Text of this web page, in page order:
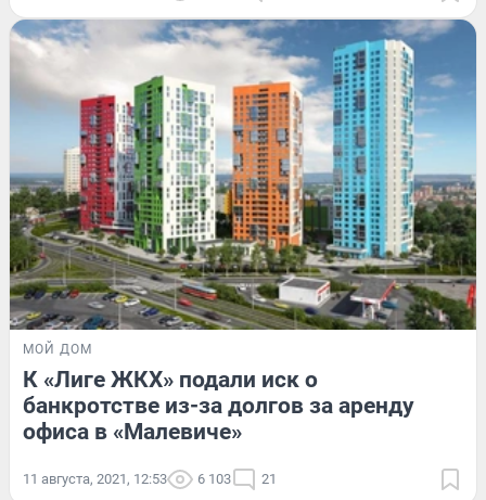
МОЙ ДОМ
К «Лиге ЖКХ» подали иск о
банкротстве из-за долгов за аренду
офиса в «Малевиче»
11 августа, 2021, 12:53 6 103 21